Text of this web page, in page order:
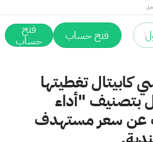
فتح حساب فتح
حساب
كابيتال تغطيتها
بتصنيف "أداء
عن سعر مستهدف